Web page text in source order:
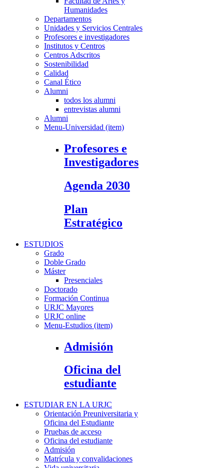
Humanidades
Departamentos
Unidades y Servicios Centrales
Profesores e investigadores
Institutos y Centros
Centros Adscritos
Sostenibilidad
Calidad
Canal Ético
Alumni
todos los alumni
entrevistas alumni
Alumni
Menu-Universidad (item)
Profesores e
Investigadores
Agenda 2030
Plan
Estratégico
ESTUDIOS
Grado
Doble Grado
Máster
Presenciales
Doctorado
Formación Continua
URJC Mayores
URJC online
Menu-Estudios (item)
Admisión
Oficina del
estudiante
ESTUDIAR EN LA URJC
Orientación Preuniversitaria y
Oficina del Estudiante
Pruebas de acceso
Oficina del estudiante
Admisión
Matrícula y convalidaciones